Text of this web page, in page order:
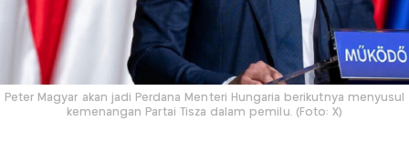
Peter Magyar akan jadi Perdana Menteri Hungaria berikutnya menyusul
kemenangan Partai Tisza dalam pemilu. (Foto: X)